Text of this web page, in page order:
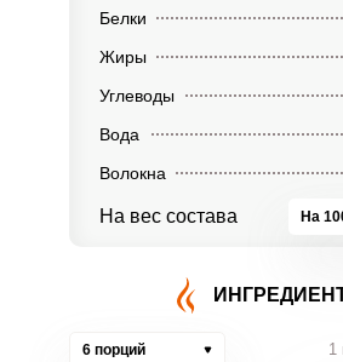
Белки
Жиры
Углеводы
Вода
Волокна
На вес состава На
6 порций 1